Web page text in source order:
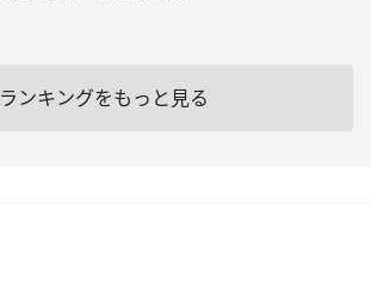
ランキングをもっと見る